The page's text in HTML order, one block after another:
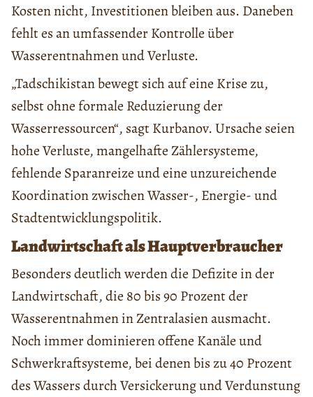
Kosten nicht, Investitionen bleiben aus. Daneben
fehlt es an umfassender Kontrolle über
Wasserentnahmen und Verluste.
„Tadschikistan bewegt sich auf eine Krise zu,
selbst ohne formale Reduzierung der
Wasserressourcen“, sagt Kurbanov. Ursache seien
hohe Verluste, mangelhafte Zählersysteme,
fehlende Sparanreize und eine unzureichende
Koordination zwischen Wasser-, Energie- und
Stadtentwicklungspolitik.
Landwirtschaft als Hauptverbraucher
Besonders deutlich werden die Defizite in der
Landwirtschaft, die 80 bis 90 Prozent der
Wasserentnahmen in Zentralasien ausmacht.
Noch immer dominieren offene Kanäle und
Schwerkraftsysteme, bei denen bis zu 40 Prozent
des Wassers durch Versickerung und Verdunstung